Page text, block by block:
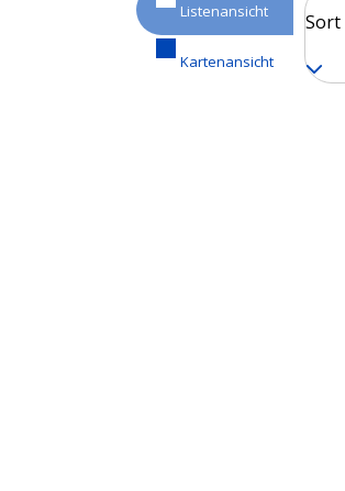
Listenansicht
Kartenansicht
Sort